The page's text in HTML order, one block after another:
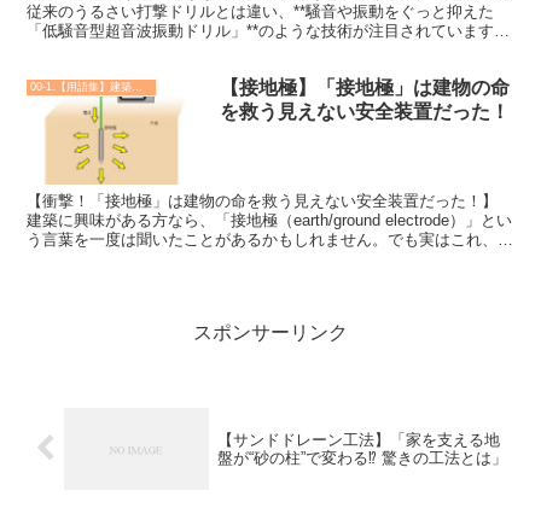
従来のうるさい打撃ドリルとは違い、**騒音や振動をぐっと抑えた
「低騒音型超音波振動ドリル」**のような技術が注目されています。
00-1.【用語集】建築・土木・設備
【接地極】「接地極」は建物の命
を救う見えない安全装置だった！
【衝撃！「接地極」は建物の命を救う見えない安全装置だった！】
建築に興味がある方なら、「接地極（earth/ground electrode）」とい
う言葉を一度は聞いたことがあるかもしれません。でも実はこれ、単
スポンサーリンク
【サンドドレーン工法】「家を支える地
盤が“砂の柱”で変わる⁉ 驚きの工法とは」